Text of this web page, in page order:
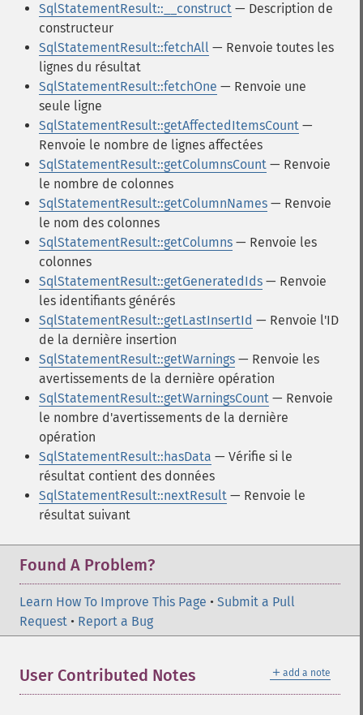
SqlStatementResult::__construct — Description de
constructeur
SqlStatementResult::fetchAll — Renvoie toutes les
lignes du résultat
SqlStatementResult::fetchOne — Renvoie une
seule ligne
SqlStatementResult::getAffectedItemsCount —
Renvoie le nombre de lignes affectées
SqlStatementResult::getColumnsCount — Renvoie
le nombre de colonnes
SqlStatementResult::getColumnNames — Renvoie
le nom des colonnes
SqlStatementResult::getColumns — Renvoie les
colonnes
SqlStatementResult::getGeneratedIds — Renvoie
les identifiants générés
SqlStatementResult::getLastInsertId — Renvoie l'ID
de la dernière insertion
SqlStatementResult::getWarnings — Renvoie les
avertissements de la dernière opération
SqlStatementResult::getWarningsCount — Renvoie
le nombre d'avertissements de la dernière
opération
SqlStatementResult::hasData — Vérifie si le
résultat contient des données
SqlStatementResult::nextResult — Renvoie le
résultat suivant
Found A Problem?
Learn How To Improve This Page • Submit a Pull
Request • Report a Bug
＋ add a note
User Contributed Notes